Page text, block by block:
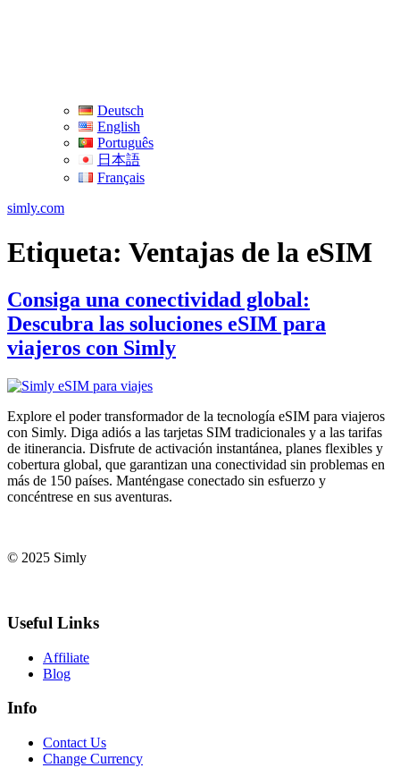
Deutsch
English
Português
日本語
Français
simly.com
Etiqueta: Ventajas de la eSIM
Consiga una conectividad global:
Descubra las soluciones eSIM para
viajeros con Simly
Explore el poder transformador de la tecnología eSIM para viajeros
con Simly. Diga adiós a las tarjetas SIM tradicionales y a las tarifas
de itinerancia. Disfrute de activación instantánea, planes flexibles y
cobertura global, que garantizan una conectividad sin problemas en
más de 150 países. Manténgase conectado sin esfuerzo y
concéntrese en sus aventuras.
© 2025 Simly
Useful Links
Affiliate
Blog
Info
Contact Us
Change Currency